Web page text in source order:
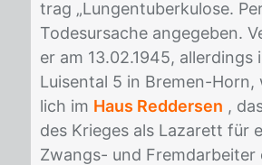
trag „Lun­gen­tu­ber­ku­lo­se.
To­des­ur­sa­che an­ge­ge­ben.
er am 13.02.1945, al­ler­dings
Lui­sen­tal 5 in Bre­men-
lich im Haus Reddersen ,
des Krie­ges als La­za­rett für
Zwangs- und Fremd­ar­bei­ter